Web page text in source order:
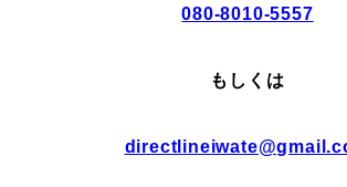
080-8010-5557
もしくは